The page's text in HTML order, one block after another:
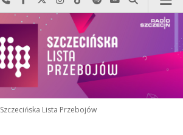
Szczecińska Lista Przebojów